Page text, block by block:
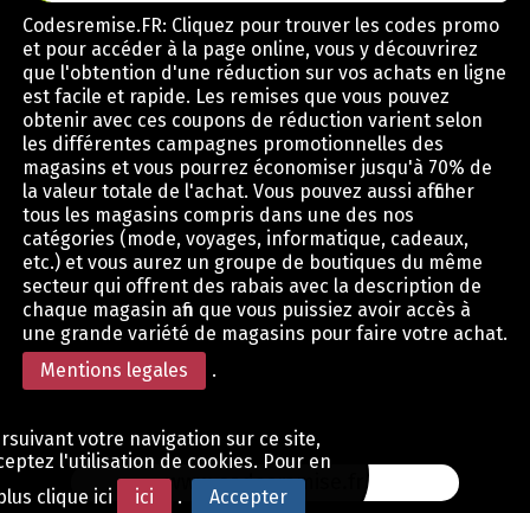
Codesremise.FR: Cliquez pour trouver les codes promo
et pour accéder à la page online, vous y découvrirez
que l'obtention d'une réduction sur vos achats en ligne
est facile et rapide. Les remises que vous pouvez
obtenir avec ces coupons de réduction varient selon
les différentes campagnes promotionnelles des
magasins et vous pourrez économiser jusqu'à 70% de
la valeur totale de l'achat. Vous pouvez aussi afficher
tous les magasins compris dans une des nos
catégories (mode, voyages, informatique, cadeaux,
etc.) et vous aurez un groupe de boutiques du même
secteur qui offrent des rabais avec la description de
chaque magasin afin que vous puissiez avoir accès à
une grande variété de magasins pour faire votre achat.
Mentions legales
.
www.codesremise.fr
votre navigation sur ce site,
l'utilisation de cookies. Pour en
clique ici
ici . Accepter